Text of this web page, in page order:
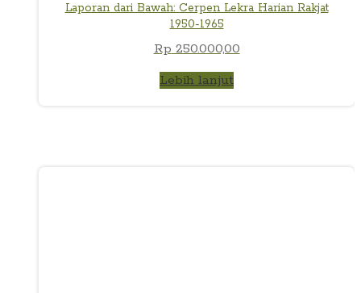
Laporan dari Bawah: Cerpen Lekra Harian Rakjat
1950-1965
Rp 250.000,00
Lebih lanjut